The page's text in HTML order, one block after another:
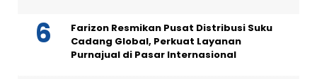
Farizon Resmikan Pusat Distribusi Suku
Cadang Global, Perkuat Layanan
Purnajual di Pasar Internasional